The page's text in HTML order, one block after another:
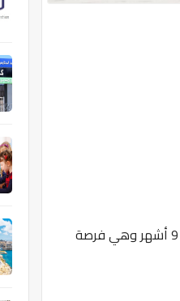
فيزا مجانية إلي أمريكا لمدة 4 سنين لطلاب الثانوية مع توفير تذاكر الطيران والإقامة لمدة 9 أشهر وهي فرصة